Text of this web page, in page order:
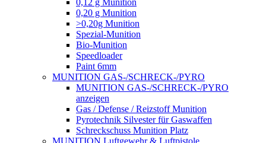
0,12 g Munition
0,20 g Munition
>0,20g Munition
Spezial-Munition
Bio-Munition
Speedloader
Paint 6mm
MUNITION GAS-/SCHRECK-/PYRO
MUNITION GAS-/SCHRECK-/PYRO
anzeigen
Gas / Defense / Reizstoff Munition
Pyrotechnik Silvester für Gaswaffen
Schreckschuss Munition Platz
MUNITION Luftgewehr & Luftpistole